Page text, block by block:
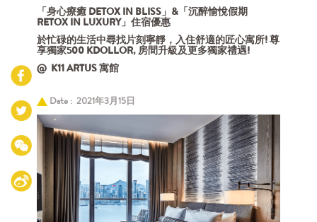
「身心療癒 DETOX IN BLISS」&「沉醉愉悅假期
RETOX IN LUXURY」住宿優惠
於忙碌的生活中尋找片刻寧靜，入住舒適的匠心寓所! 尊
享獨家500 KDOLLOR, 房間升級及更多獨家禮遇!
@ K11 ARTUS 寓館
Date : 2021年3月15日